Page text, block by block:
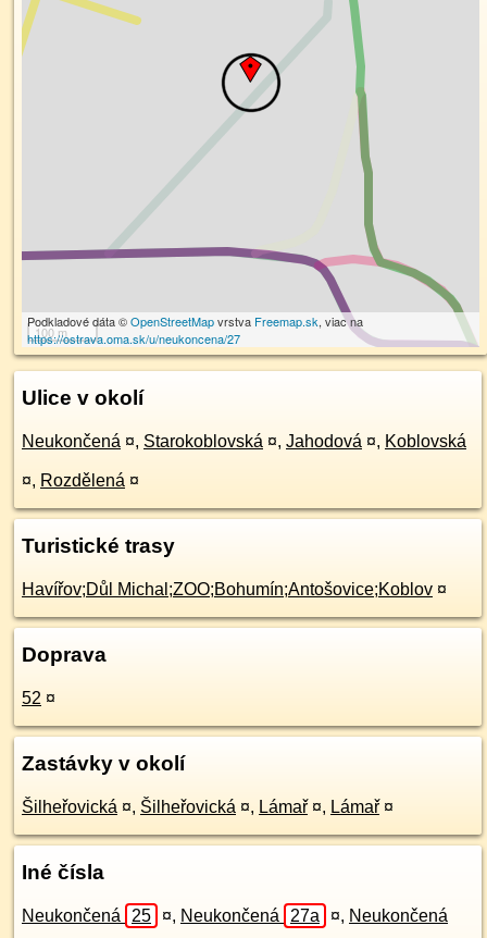
100 m
Podkladové dáta ©OpenStreetMapvrstva Freemap.sk, viac na
https://ostrava.oma.sk/u/neukoncena/27
Ulice v okolí
Neukončená ¤, Starokoblovská ¤, Jahodová ¤, Koblovská
¤, Rozdělená ¤
Turistické trasy
Havířov;Důl Michal;ZOO;Bohumín;Antošovice;Koblov ¤
Doprava
52 ¤
Zastávky v okolí
Šilheřovická ¤, Šilheřovická ¤, Lámař ¤, Lámař ¤
Iné čísla
Neukončená 25 ¤, Neukončená 27a ¤, Neukončená